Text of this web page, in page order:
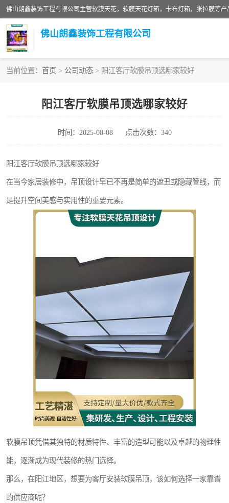
佛山朗鑫装饰工程有限公司
当前位置： 首页 > 公司动态 > 阳江客厅软膜吊顶选哪家较好
阳江客厅软膜吊顶选哪家较好
时间：2025-08-08 点击次数：340
阳江客厅软膜吊顶选哪家较好
在当今家居装修中，吊顶设计早已不再是简单的遮丑或隐藏管线，而
是提升空间美感与实用性的重要元素。
软膜吊顶凭借其独特的材质特性、丰富的造型可能以及卓越的物理性
能，逐渐成为现代装修的热门选择。
那么，在阳江地区，想要为客厅安装软膜吊顶，该如何选择一家靠谱
的供应商呢？